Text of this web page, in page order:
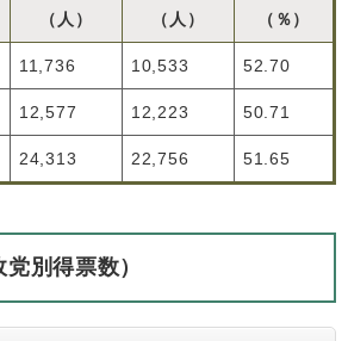
（人）
（人）
（％）
11,736 10,533 52.70
12,577 12,223 50.71
24,313 22,756 51.65
別得票数）